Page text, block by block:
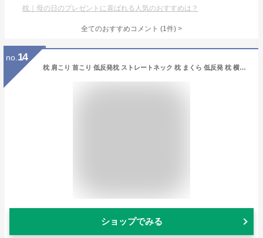
枕｜母の日のプレゼントに喜ばれる人気のおすすめは？
全てのおすすめコメント (1件) >
no. 14
枕 肩こり 首こり 低反発枕 ストレートネック 枕 まくら 低反発 枕 横向き寝 低い 柔らかい グッズ 洗える 安眠枕 快眠 いびき防止 安眠 女性 男性 父の日 プレゼント ギフト 低反発 枕 マクラ 頸椎 痛み 横向き 頭痛 頸椎安定型 健康まくら
ショップでみる